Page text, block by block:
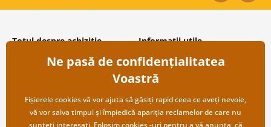
Totul despre achiziție
Condiții și termeni generali
Protecția datelor personale
Transport și modalități de plată
Returnare
Informații utile
Despre noi
Întrebări frecvente
Contacte
Cooperare angro
Ne pasă de confidențialitatea
Voastră
Fișierele cookies vă vor ajuta să găsiți rapid ceea ce aveți nevoie,
vă vor salva timpul și împiedică apariția reclamelor de care nu
sunteți interesați. Folosimcookies-uri pentru a vă anunța, că